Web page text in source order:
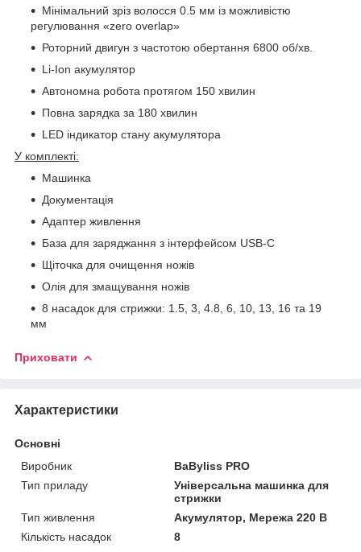
Мінімальний зріз волосся 0.5 мм із можливістю
регулювання «zero overlap»
Роторний двигун з частотою обертання 6800 об/хв.
Li-Ion акумулятор
Автономна робота протягом 150 хвилин
Повна зарядка за 180 хвилин
LED індикатор стану акумулятора
У комплекті:
Машинка
Документація
Адаптер живлення
База для заряджання з інтерфейсом USB-C
Щіточка для очищення ножів
Олія для змащування ножів
8 насадок для стрижки: 1.5, 3, 4.8, 6, 10, 13, 16 та 19
мм
Приховати
Характеристики
Основні
Виробник
BaByliss PRO
Тип приладу
Універсальна машинка для
стрижки
Тип живлення
Акумулятор, Мережа 220 В
Кількість насадок
8